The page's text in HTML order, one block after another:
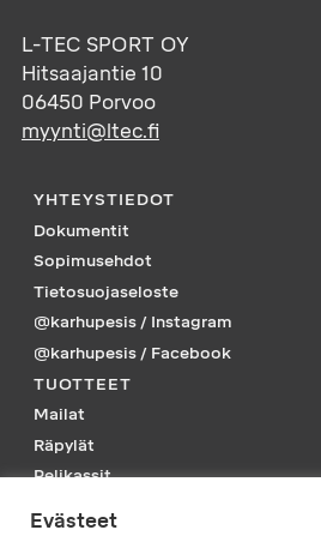
L-TEC SPORT OY
Hitsaajantie 10
06450 Porvoo
myynti@ltec.fi
YHTEYSTIEDOT
Dokumentit
Sopimusehdot
Tietosuojaseloste
@karhupesis / Instagram
@karhupesis / Facebook
TUOTTEET
Mailat
Räpylät
Pelikassit
Evästeet